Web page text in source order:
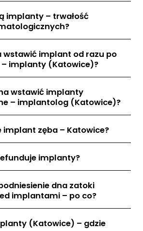
implanty – trwałość
wstawić implant od razu po
implanty (Katowice)?
wstawić implanty
– implantolog (Katowice)?
implant zęba – Katowice?
implanty?
dna zatoki
implantami – po co?
(Katowice) – gdzie